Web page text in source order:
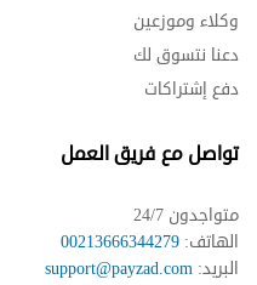
وكلاء وموزعين
دعنا نتسوق لك
دفع إشتراكات
تواصل مع فريق العمل
متواجدون 24/7
الهاتف: 00213666344279
البريد: support@payzad.com